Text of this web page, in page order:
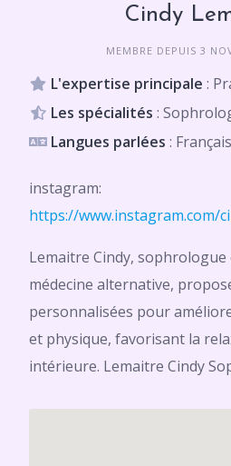
Cindy
MEMBRE DEPUIS 3
L'expertise principale :
Les spécialités :
Langues parlées : Français
instagram:
https://www.instagram.com/
Lemaitre Cindy,
médecine alternative,
personnalisées pour
et physique, favorisant la
intérieure. Lemaitre Cindy